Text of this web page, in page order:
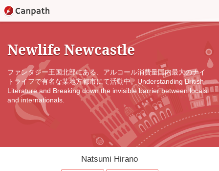
Newlife Newcastle
ファンタジー王国北部にある、アルコール消費量国内最大のナイ
トライフで有名な某地方都市にて活動中。Understanding British
Literature and Breaking down the invisible barrier between locals
and internationals.
Natsumi Hirano